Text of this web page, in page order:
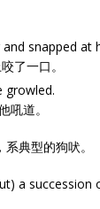
snapped at
了一口。
growled.
吼道。
典型的狗吠。
a succession